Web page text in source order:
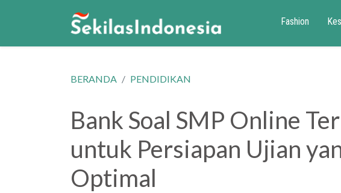
Fashion
BERANDA PENDIDIKAN
Bank Soal SMP Online
untuk Persiapan Ujian
Optimal